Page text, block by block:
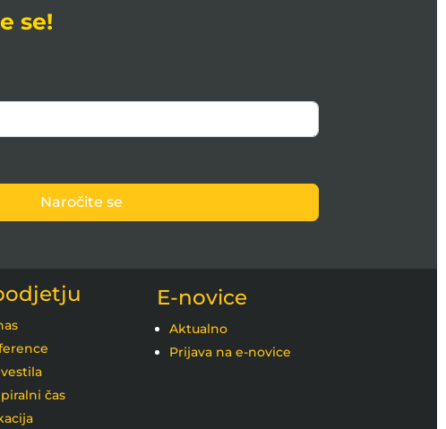
se!
Naročite se
čas
E-novice
Aktualno
Prijava na e-novice